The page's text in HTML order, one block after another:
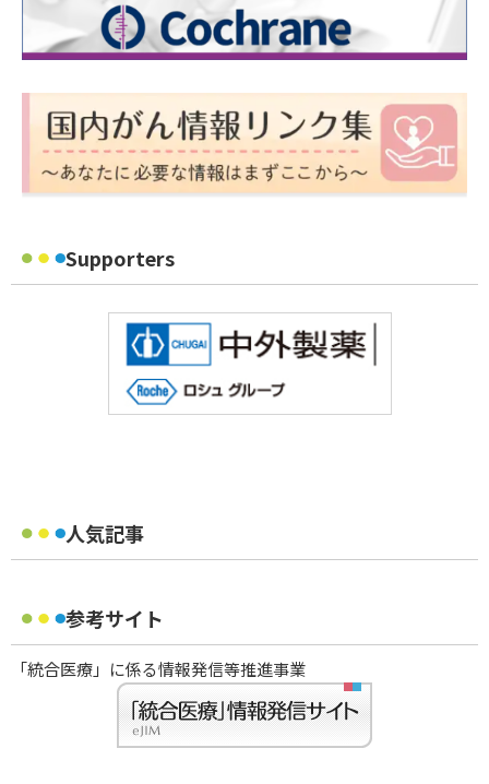
Supporters
人気記事
参考サイト
「統合医療」に係る情報発信等推進事業